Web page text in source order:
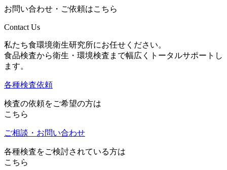
お問い合わせ・ご依頼はこちら
Contact Us
私たち食環境衛生研究所にお任せください。
食品検査から衛生・環境検査まで幅広くトータルサポートし
ます。
各種検査依頼
検査の依頼をご希望の方は
こちら
ご相談・お問い合わせ
各種検査をご検討されている方は
こちら